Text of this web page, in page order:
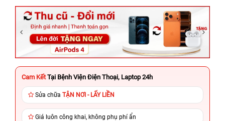
Cam Kết Tại Bệnh Viện Điện Thoại, Laptop 24h
Sửa chữa TẬN NƠI - LẤY LIỀN
Giá luôn công khai, không phụ phí ẩn